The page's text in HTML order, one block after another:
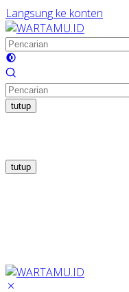
Langsung ke konten
tutup
tutup